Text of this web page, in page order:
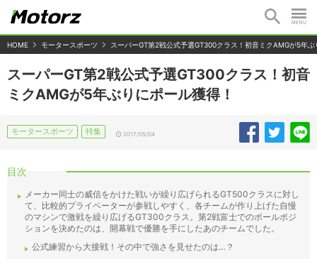
HOME モータースポーツ スーパーGT第2戦公式予選GT300クラス！初音ミクAMGが5年
スーパーGT第2戦公式予選GT300クラス！初音
ミクAMGが5年ぶりにポール獲得！
モータースポーツ 特集 2017/05/04
目次
メーカー同士の威信をかけた戦いが繰り広げられるGT500クラスに対し
て、比較的プライベーターが参戦しやすく、各チームが作り上げた自慢
のマシンで激戦を繰り広げるGT300クラス。第2戦富士でのポールポジ
ションを決めたのは、開幕戦で優勝を手にしたあのチームでした。
公式練習から大接戦！その中で強さを見せたのは…？